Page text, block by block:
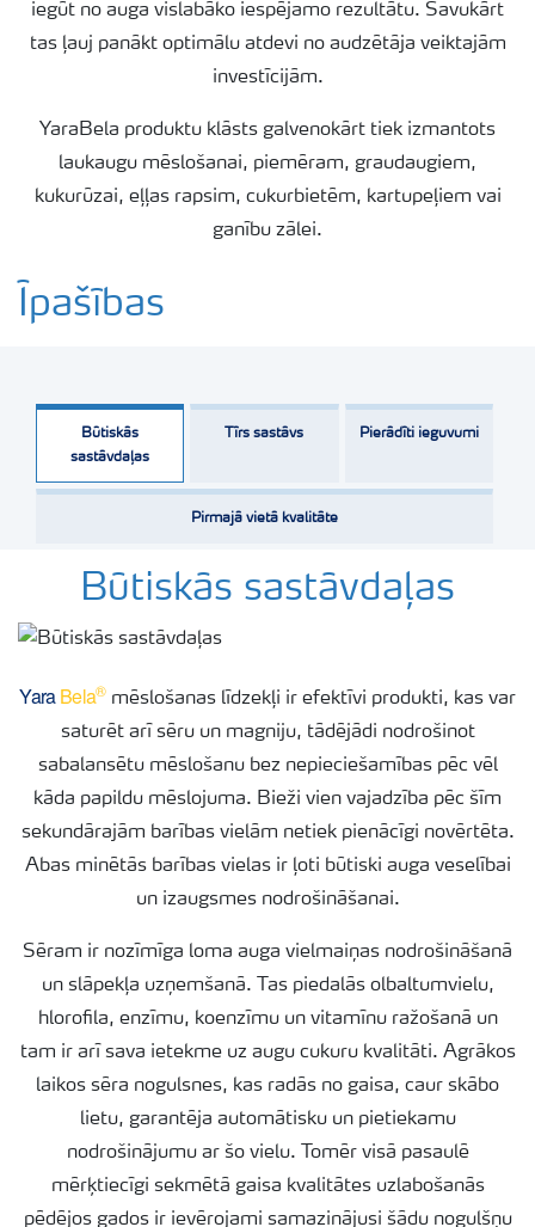
iegūt no auga vislabāko iespējamo rezultātu. Savukārt
tas ļauj panākt optimālu atdevi no audzētāja veiktajām
investīcijām.
YaraBela produktu klāsts galvenokārt tiek izmantots
laukaugu mēslošanai, piemēram, graudaugiem,
kukurūzai, eļļas rapsim, cukurbietēm, kartupeļiem vai
ganību zālei.
Īpašības
Būtiskās
sastāvdaļas
Tīrs sastāvs Pierādīti ieguvumi
Pirmajā vietā kvalitāte
Būtiskās sastāvdaļas
YaraBela®mēslošanas līdzekļi ir efektīvi produkti, kas var
saturēt arī sēru un magniju, tādējādi nodrošinot
sabalansētu mēslošanu bez nepieciešamības pēc vēl
kāda papildu mēslojuma. Bieži vien vajadzība pēc šīm
sekundārajām barības vielām netiek pienācīgi novērtēta.
Abas minētās barības vielas ir ļoti būtiski auga veselībai
un izaugsmes nodrošināšanai.
Sēram ir nozīmīga loma auga vielmaiņas nodrošināšanā
un slāpekļa uzņemšanā. Tas piedalās olbaltumvielu,
hlorofila, enzīmu, koenzīmu un vitamīnu ražošanā un
tam ir arī sava ietekme uz augu cukuru kvalitāti. Agrākos
laikos sēra nogulsnes, kas radās no gaisa, caur skābo
lietu, garantēja automātisku un pietiekamu
nodrošinājumu ar šo vielu. Tomēr visā pasaulē
mērķtiecīgi sekmētā gaisa kvalitātes uzlabošanās
pēdējos gados ir ievērojami samazinājusi šādu nogulšņu